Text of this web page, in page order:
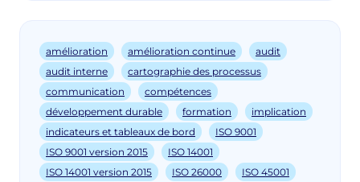
amélioration amélioration continue
audit
audit interne
cartographie des processus
communication
compétences
développement durable
formation
implication
indicateurs et tableaux de bord
ISO 9001
ISO 9001 version 2015
ISO 14001
ISO 14001 version 2015
ISO 26000
ISO 45001